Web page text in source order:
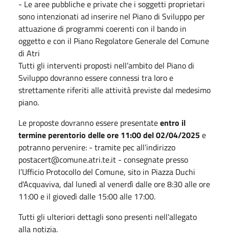
- Le aree pubbliche e private che i soggetti proprietari
sono intenzionati ad inserire nel Piano di Sviluppo per
attuazione di programmi coerenti con il bando in
oggetto e con il Piano Regolatore Generale del Comune
di Atri
Tutti gli interventi proposti nell’ambito del Piano di
Sviluppo dovranno essere connessi tra loro e
strettamente riferiti alle attività previste dal medesimo
piano.
Le proposte dovranno essere presentateentro il
termine perentorio delle ore 11:00 del 02/04/2025e
potranno pervenire: - tramite pec all’indirizzo
postacert@comune.atri.te.it - consegnate presso
l’Ufficio Protocollo del Comune, sito in Piazza Duchi
d'Acquaviva, dal lunedì al venerdì dalle ore 8:30 alle ore
11:00 e il giovedì dalle 15:00 alle 17:00.
Tutti gli ulteriori dettagli sono presenti nell'allegato
alla notizia.